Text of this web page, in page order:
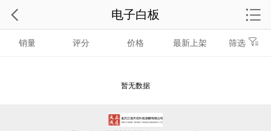
销量 评分 价格 最新上架 筛选
暂无数据
电子白板